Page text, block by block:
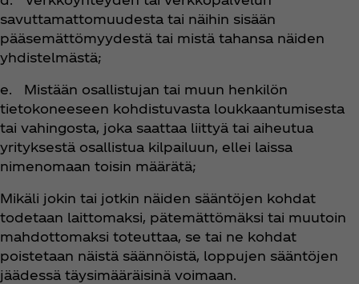
savuttamattomuudesta tai näihin sisään
pääsemättömyydestä tai mistä tahansa näiden
yhdistelmästä;
e. Mistään osallistujan tai muun henkilön
tietokoneeseen kohdistuvasta loukkaantumisesta
tai vahingosta, joka saattaa liittyä tai aiheutua
yrityksestä osallistua kilpailuun, ellei laissa
nimenomaan toisin määrätä;
Mikäli jokin tai jotkin näiden sääntöjen kohdat
todetaan laittomaksi, pätemättömäksi tai muutoin
mahdottomaksi toteuttaa, se tai ne kohdat
poistetaan näistä säännöistä, loppujen sääntöjen
jäädessä täysimääräisinä voimaan.